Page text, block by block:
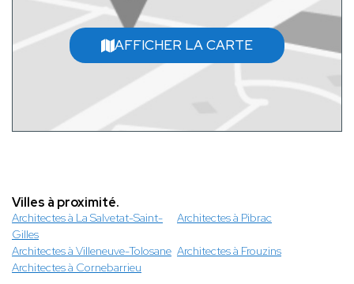
AFFICHER LA CARTE
Villes à proximité.
Architectes à La Salvetat-Saint-
Gilles
Architectes à Pibrac
Architectes à Villeneuve-Tolosane Architectes à Frouzins
Architectes à Cornebarrieu